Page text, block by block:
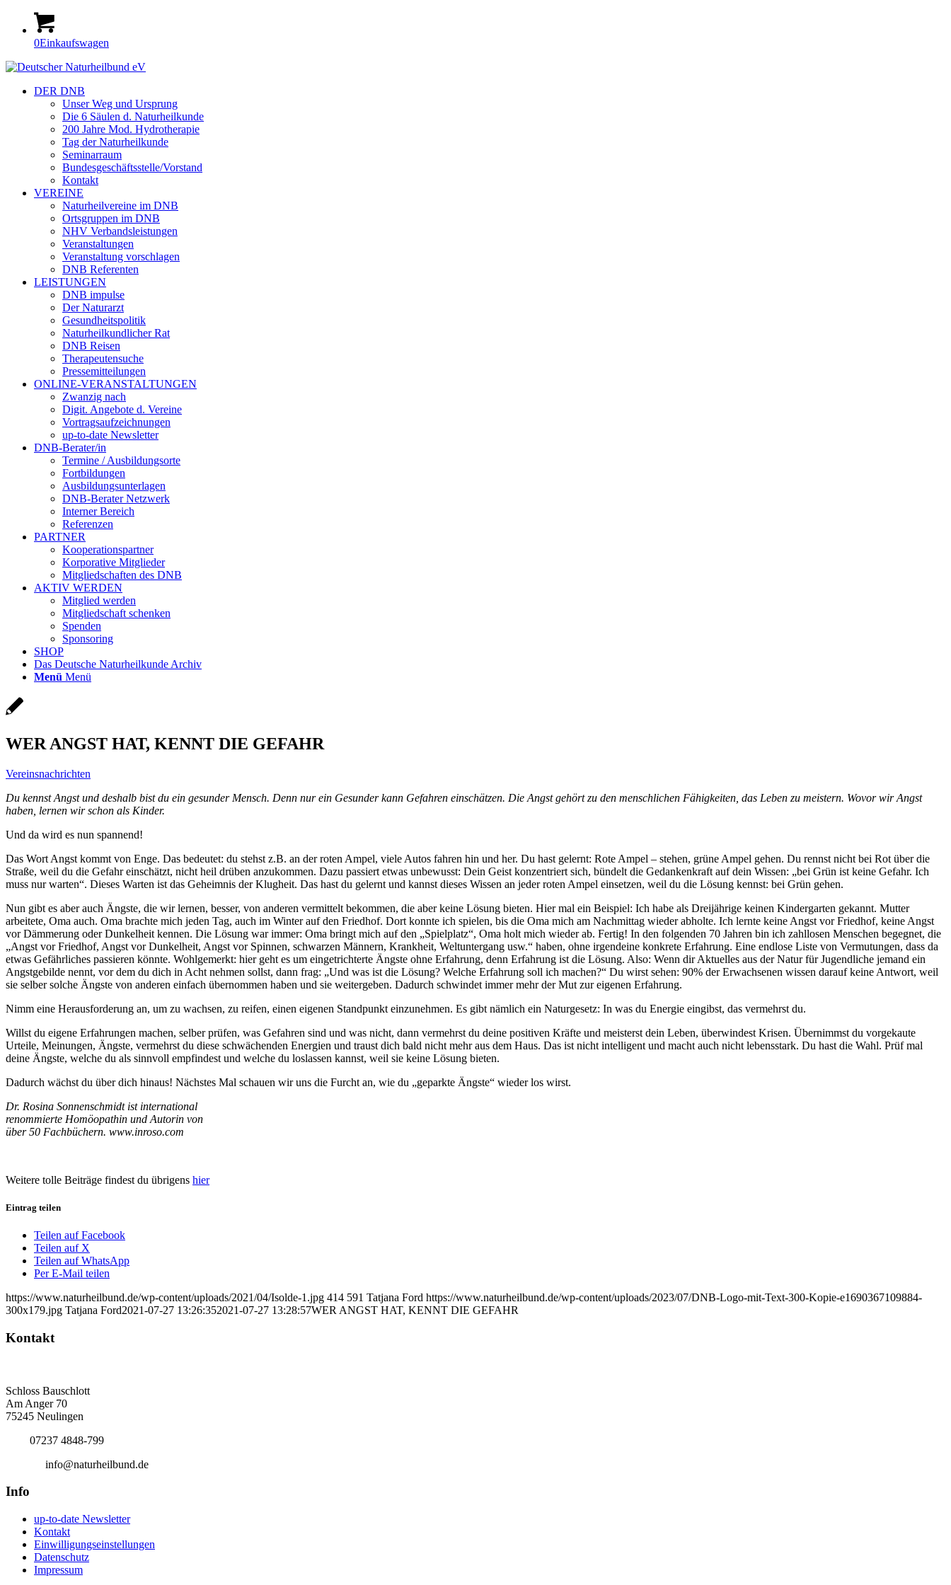
0Einkaufswagen
DER DNB
Unser Weg und Ursprung
Die 6 Säulen d. Naturheilkunde
200 Jahre Mod. Hydrotherapie
Tag der Naturheilkunde
Seminarraum
Bundesgeschäftsstelle/Vorstand
Kontakt
VEREINE
Naturheilvereine im DNB
Ortsgruppen im DNB
NHV Verbandsleistungen
Veranstaltungen
Veranstaltung vorschlagen
DNB Referenten
LEISTUNGEN
DNB impulse
Der Naturarzt
Gesundheitspolitik
Naturheilkundlicher Rat
DNB Reisen
Therapeutensuche
Pressemitteilungen
ONLINE-VERANSTALTUNGEN
Zwanzig nach
Digit. Angebote d. Vereine
Vortragsaufzeichnungen
up-to-date Newsletter
DNB-Berater/in
Termine / Ausbildungsorte
Fortbildungen
Ausbildungsunterlagen
DNB-Berater Netzwerk
Interner Bereich
Referenzen
PARTNER
Kooperationspartner
Korporative Mitglieder
Mitgliedschaften des DNB
AKTIV WERDEN
Mitglied werden
Mitgliedschaft schenken
Spenden
Sponsoring
SHOP
Das Deutsche Naturheilkunde Archiv
Menü Menü
WER ANGST HAT, KENNT DIE GEFAHR
Vereinsnachrichten
Du kennst Angst und deshalb bist du ein gesunder Mensch. Denn nur ein Gesunder kann Gefahren einschätzen. Die Angst gehört zu den menschlichen Fähigkeiten, das Leben zu meistern. Wovor wir Angst
haben, lernen wir schon als Kinder.
Und da wird es nun spannend!
Das Wort Angst kommt von Enge. Das bedeutet: du stehst z.B. an der roten Ampel, viele Autos fahren hin und her. Du hast gelernt: Rote Ampel – stehen, grüne Ampel gehen. Du rennst nicht bei Rot über die
Straße, weil du die Gefahr einschätzt, nicht heil drüben anzukommen. Dazu passiert etwas unbewusst: Dein Geist konzentriert sich, bündelt die Gedankenkraft auf dein Wissen: „bei Grün ist keine Gefahr. Ich
muss nur warten“. Dieses Warten ist das Geheimnis der Klugheit. Das hast du gelernt und kannst dieses Wissen an jeder roten Ampel einsetzen, weil du die Lösung kennst: bei Grün gehen.
Nun gibt es aber auch Ängste, die wir lernen, besser, von anderen vermittelt bekommen, die aber keine Lösung bieten. Hier mal ein Beispiel: Ich habe als Dreijährige keinen Kindergarten gekannt. Mutter
arbeitete, Oma auch. Oma brachte mich jeden Tag, auch im Winter auf den Friedhof. Dort konnte ich spielen, bis die Oma mich am Nachmittag wieder abholte. Ich lernte keine Angst vor Friedhof, keine Angst
vor Dämmerung oder Dunkelheit kennen. Die Lösung war immer: Oma bringt mich auf den „Spielplatz“, Oma holt mich wieder ab. Fertig! In den folgenden 70 Jahren bin ich zahllosen Menschen begegnet, die
„Angst vor Friedhof, Angst vor Dunkelheit, Angst vor Spinnen, schwarzen Männern, Krankheit, Weltuntergang usw.“ haben, ohne irgendeine konkrete Erfahrung. Eine endlose Liste von Vermutungen, dass da
etwas Gefährliches passieren könnte. Wohlgemerkt: hier geht es um eingetrichterte Ängste ohne Erfahrung, denn Erfahrung ist die Lösung. Also: Wenn dir Aktuelles aus der Natur für Jugendliche jemand ein
Angstgebilde nennt, vor dem du dich in Acht nehmen sollst, dann frag: „Und was ist die Lösung? Welche Erfahrung soll ich machen?“ Du wirst sehen: 90% der Erwachsenen wissen darauf keine Antwort, weil
sie selber solche Ängste von anderen einfach übernommen haben und sie weitergeben. Dadurch schwindet immer mehr der Mut zur eigenen Erfahrung.
Nimm eine Herausforderung an, um zu wachsen, zu reifen, einen eigenen Standpunkt einzunehmen. Es gibt nämlich ein Naturgesetz: In was du Energie eingibst, das vermehrst du.
Willst du eigene Erfahrungen machen, selber prüfen, was Gefahren sind und was nicht, dann vermehrst du deine positiven Kräfte und meisterst dein Leben, überwindest Krisen. Übernimmst du vorgekaute
Urteile, Meinungen, Ängste, vermehrst du diese schwächenden Energien und traust dich bald nicht mehr aus dem Haus. Das ist nicht intelligent und macht auch nicht lebensstark. Du hast die Wahl. Prüf mal
deine Ängste, welche du als sinnvoll empfindest und welche du loslassen kannst, weil sie keine Lösung bieten.
Dadurch wächst du über dich hinaus! Nächstes Mal schauen wir uns die Furcht an, wie du „geparkte Ängste“ wieder los wirst.
Dr. Rosina Sonnenschmidt ist international
renommierte Homöopathin und Autorin von
über 50 Fachbüchern. www.inroso.com
Weitere tolle Beiträge findest du übrigens hier
Eintrag teilen
Teilen auf Facebook
Teilen auf X
Teilen auf WhatsApp
Per E-Mail teilen
https://www.naturheilbund.de/wp-content/uploads/2021/04/Isolde-1.jpg 414 591 Tatjana Ford https://www.naturheilbund.de/wp-content/uploads/2023/07/DNB-Logo-mit-Text-300-Kopie-e1690367109884-
300x179.jpg Tatjana Ford2021-07-27 13:26:352021-07-27 13:28:57WER ANGST HAT, KENNT DIE GEFAHR
Kontakt
Schloss Bauschlott
Am Anger 70
75245 Neulingen
07237 4848-799
info@naturheilbund.de
Info
up-to-date Newsletter
Kontakt
Einwilligungseinstellungen
Datenschutz
Impressum